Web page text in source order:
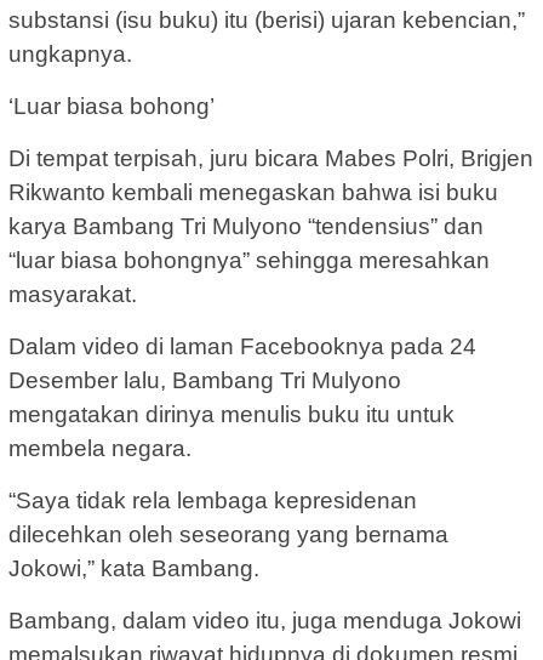
substansi (isu buku) itu (berisi) ujaran kebencian,”
ungkapnya.
‘Luar biasa bohong’
Di tempat terpisah, juru bicara Mabes Polri, Brigjen
Rikwanto kembali menegaskan bahwa isi buku
karya Bambang Tri Mulyono “tendensius” dan
“luar biasa bohongnya” sehingga meresahkan
masyarakat.
Dalam video di laman Facebooknya pada 24
Desember lalu, Bambang Tri Mulyono
mengatakan dirinya menulis buku itu untuk
membela negara.
“Saya tidak rela lembaga kepresidenan
dilecehkan oleh seseorang yang bernama
Jokowi,” kata Bambang.
Bambang, dalam video itu, juga menduga Jokowi
memalsukan riwayat hidupnya di dokumen resmi